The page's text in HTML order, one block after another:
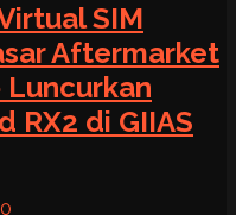
SIM
Aftermarket
Luncurkan
RX2 di GIIAS
0